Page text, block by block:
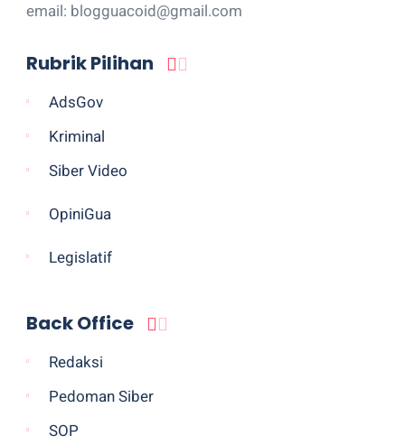
email: blogguacoid@gmail.com
Rubrik Pilihan
AdsGov
Kriminal
Siber Video
OpiniGua
Legislatif
Back Office
Redaksi
Pedoman Siber
SOP